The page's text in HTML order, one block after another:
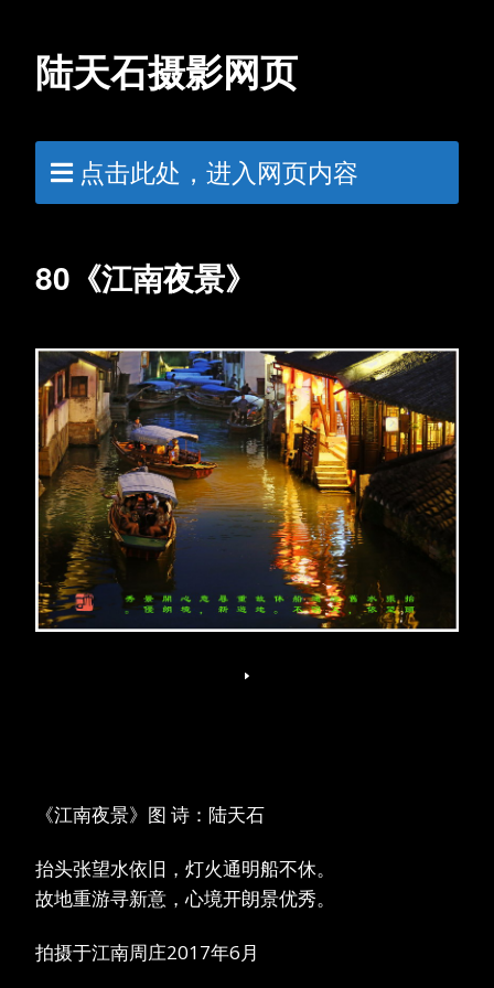
陆天石摄影网页
点击此处，进入网页内容
80《江南夜景》
《江南夜景》图 诗：陆天石
抬头张望水依旧，灯火通明船不休。
故地重游寻新意，心境开朗景优秀。
拍摄于江南周庄2017年6月